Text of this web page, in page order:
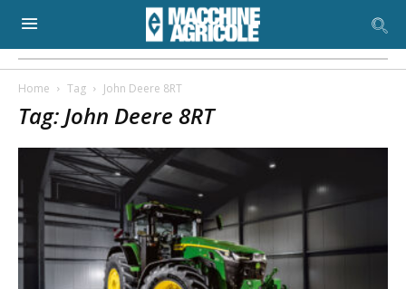
Home Tag John Deere 8RT
Tag: John Deere 8RT